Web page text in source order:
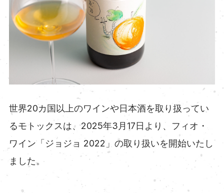
世界20カ国以上のワインや日本酒を取り扱ってい
るモトックスは、2025年3月17日より、フィオ・
ワイン「ジョジョ 2022」の取り扱いを開始いたし
ました。